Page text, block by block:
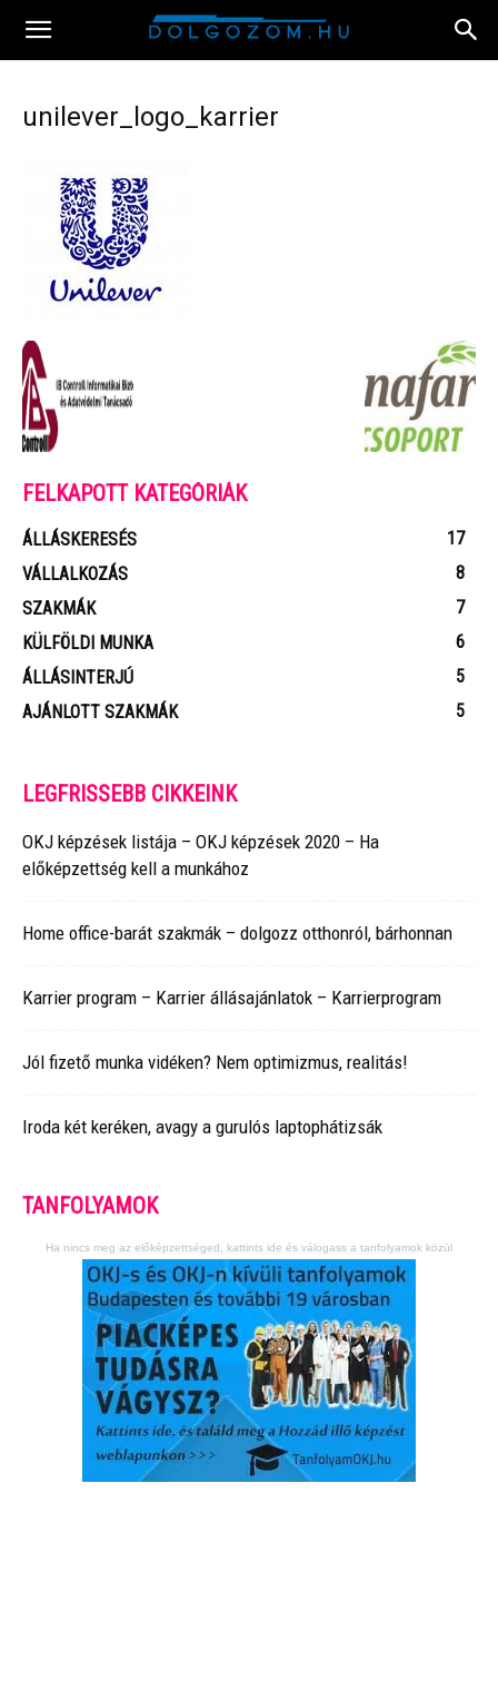
unilever_logo_karrier
FELKAPOTT KATEGÓRIÁK
ÁLLÁSKERESÉS
17
VÁLLALKOZÁS
8
SZAKMÁK
7
KÜLFÖLDI MUNKA
6
ÁLLÁSINTERJÚ
5
AJÁNLOTT SZAKMÁK
5
LEGFRISSEBB CIKKEINK
OKJ képzések listája – OKJ képzések 2020 – Ha
előképzettség kell a munkához
Home office-barát szakmák – dolgozz otthonról, bárhonnan
Karrier program – Karrier állásajánlatok – Karrierprogram
Jól fizető munka vidéken? Nem optimizmus, realitás!
Iroda két keréken, avagy a gurulós laptophátizsák
TANFOLYAMOK
Ha nincs meg az előképzettséged, kattints ide és válogass a tanfolyamok közül